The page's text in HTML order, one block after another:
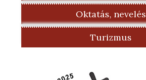
Oktatás, nevelés
Turizmus